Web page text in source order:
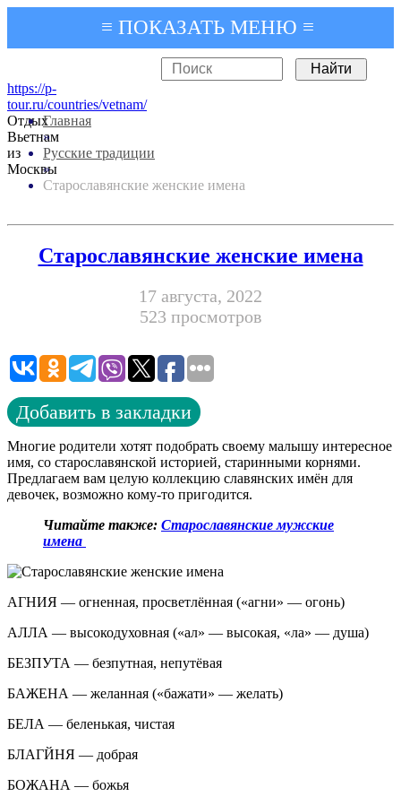
≡ ПОКАЗАТЬ МЕНЮ ≡
https://p-
tour.ru/countries/vetnam/
Отдых
Вьетнам
из
Москвы
Главная
»
Русские традиции
»
Старославянские женские имена
Старославянские женские имена
17 августа, 2022
523 просмотров
Добавить в закладки
Многие родители хотят подобрать своему малышу интересное
имя, со старославянской историей, старинными корнями.
Предлагаем вам целую коллекцию славянских имён для
девочек, возможно кому-то пригодится.
Читайте также: Старославянские мужские
имена
АГНИЯ — огненная, просветлённая («агни» — огонь)
АЛЛА — высокодуховная («ал» — высокая, «ла» — душа)
БЕЗПУТА — безпутная, непутёвая
БАЖЕНА — желанная («бажати» — желать)
БЕЛА — беленькая, чистая
БЛАГЙНЯ — добрая
БОЖАНА — божья